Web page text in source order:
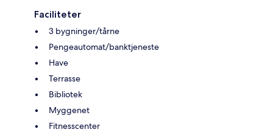
Faciliteter
3 bygninger/tårne
Pengeautomat/banktjeneste
Have
Terrasse
Bibliotek
Myggenet
Fitnesscenter